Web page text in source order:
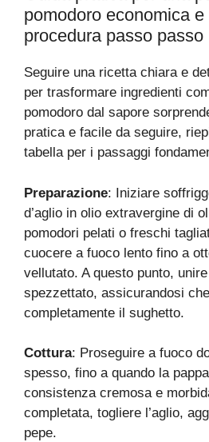
pomodoro economica
procedura passo passo
Seguire una ricetta chiara e
per trasformare ingredienti
pomodoro dal sapore
pratica e facile da seguire,
tabella per i passaggi
Preparazione: Iniziare
d’aglio in olio extravergine di
pomodori pelati o freschi
cuocere a fuoco lento fino a
vellutato. A questo punto,
spezzettato, assicurandosi
completamente il sughetto.
Cottura: Proseguire a fuoco
spesso, fino a quando la
consistenza cremosa e
completata, togliere l’aglio,
pepe.